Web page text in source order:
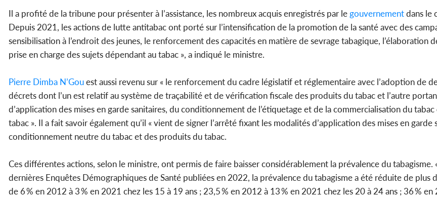
Il a profité de la tribune pour présenter à l’assistance, les nombreux acquis enregistrés par le gouvernementdans le
Depuis 2021, les actions de lutte antitabac ont porté sur l’intensification de la promotion de la santé avec des
sensibilisation à l’endroit des jeunes, le renforcement des capacités en matière de sevrage tabagique, l’élaboration
prise en charge des sujets dépendant au tabac », a indiqué le ministre.
Pierre Dimba N’Gouest aussi revenu sur « le renforcement du cadre législatif et réglementaire avec l’adoption de
décrets dont l’un est relatif au système de traçabilité et de vérification fiscale des produits du tabac et l’autre
d’application des mises en garde sanitaires, du conditionnement de l’étiquetage et de la commercialisation du
tabac ». Il a fait savoir également qu’il « vient de signer l’arrêté fixant les modalités d’application des mises en garde
conditionnement neutre du tabac et des produits du tabac.
Ces différentes actions, selon le ministre, ont permis de faire baisser considérablement la prévalence du tabagisme.
dernières Enquêtes Démographiques de Santé publiées en 2022, la prévalence du tabagisme a été réduite de plus
de 6 % en 2012 à 3 % en 2021 chez les 15 à 19 ans ; 23,5 % en 2012 à 13 % en 2021 chez les 20 à 24 ans ; 36 % en